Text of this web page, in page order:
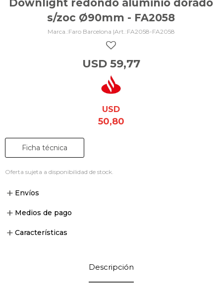
Downlight redondo aluminio dorado
s/zoc Ø90mm - FA2058
Faro Barcelona | FA2058-FA2058
USD 59,77
USD
50,80
Ficha técnica
Oferta sujeta a disponibilidad de stock.
Envíos
Medios de pago
Características
Descripción